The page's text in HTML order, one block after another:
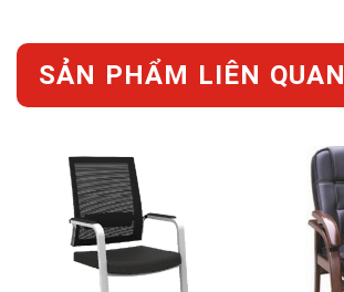
SẢN PHẨM LIÊN QUAN